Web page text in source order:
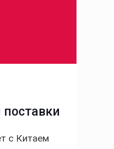
с Китаем